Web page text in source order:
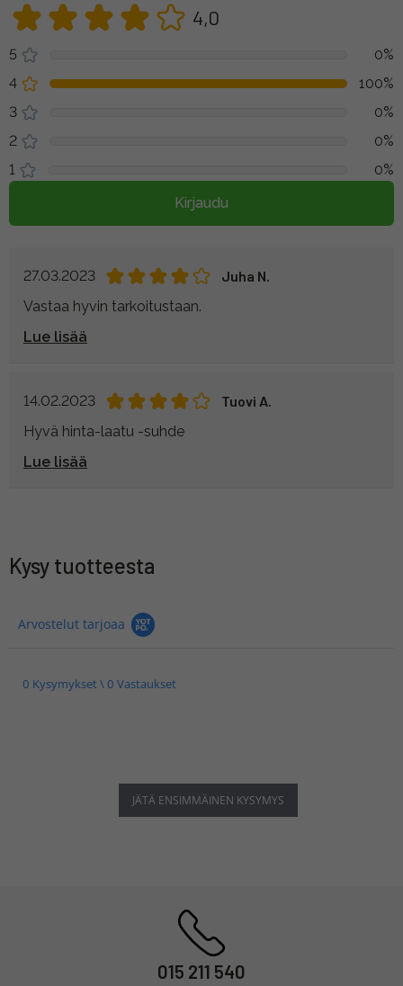
4,0
5
0%
4
100%
3
0%
2
0%
1
0%
Kirjaudu
27.03.2023
Juha N.
Vastaa hyvin tarkoitustaan.
Lue lisää
14.02.2023
Tuovi A.
Hyvä hinta-laatu -suhde
Lue lisää
Kysy tuotteesta
Arvostelut tarjoaa
0 Kysymykset \ 0 Vastaukset
JÄTÄ ENSIMMÄINEN KYSYMYS
015 211 540